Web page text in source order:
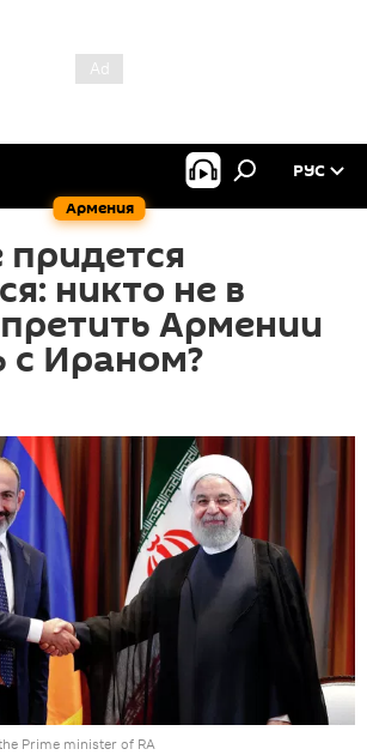
Армения
РУС
никто не в
Армении
Ираном?
Prime minister of RA